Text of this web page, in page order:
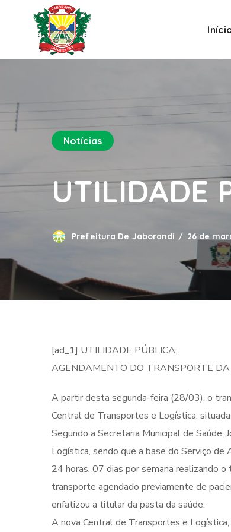
Notícias
UTILIDADE
Prefeitura De Jaborandi 26 de
[ad_1] UTILIDADE PÚBLICA :
AGENDAMENTO DO TRANSPORTE
A partir desta segunda-feira (28/03), o
Central de Transportes e Logística,
Segundo a Secretaria Municipal de
Logística, sendo que a base do Serviço
24 horas, 07 dias por semana realizando
transporte agendado previamente de
enfatizou a titular da pasta da saúde.
A nova Central de Transportes e